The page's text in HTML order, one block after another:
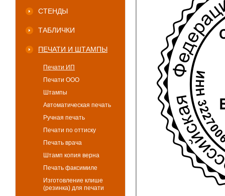
СТЕНДЫ
ТАБЛИЧКИ
ПЕЧАТИ И ШТАМПЫ
Печати ИП
Печати ООО
Штампы
Автоматическая печать
Ручная печать
Печати по оттиску
Печать врача
Штамп копия верна
Печать факсимиле
Изготовление клише
(резинка) для печати